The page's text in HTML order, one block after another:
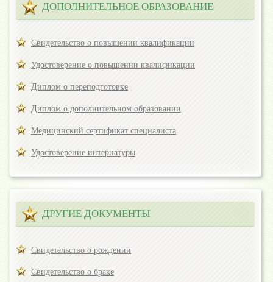
ДОПОЛНИТЕЛЬНОЕ ОБРАЗОВАНИЕ
Свидетельство о повышении квалификации
Удостоверение о повышении квалификации
Диплом о переподготовке
Диплом о дополнительном образовании
Медицинский сертификат специалиста
Удостоверение интернатуры
ДРУГИЕ ДОКУМЕНТЫ
Свидетельство о рождении
Свидетельство о браке